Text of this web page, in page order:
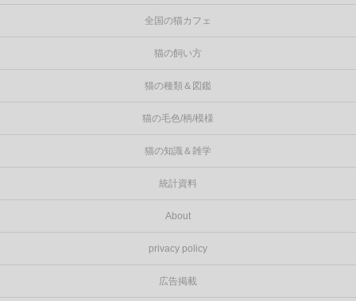
全国の猫カフェ
猫の飼い方
猫の種類＆図鑑
猫の毛色/柄/模様
猫の知識＆雑学
統計資料
About
privacy policy
広告掲載